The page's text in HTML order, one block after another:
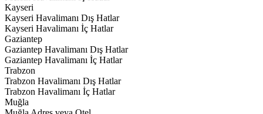
Kayseri
Kayseri Havalimanı Dış Hatlar
Kayseri Havalimanı İç Hatlar
Gaziantep
Gaziantep Havalimanı Dış Hatlar
Gaziantep Havalimanı İç Hatlar
Trabzon
Trabzon Havalimanı Dış Hatlar
Trabzon Havalimanı İç Hatlar
Muğla